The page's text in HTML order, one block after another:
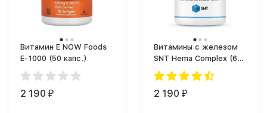
Витамин Е NOW Foods
E-1000 (50 капс.)
2 190 ₽
Витамины с железом
SNT Hema Complex (60
таб.)
2 190 ₽